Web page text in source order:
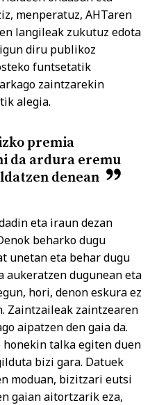
menperatuz, AHTaren
langileak zukutuz edota
diru publikoz
funtsetatik
zaintzarekin
alegia.
premia
da ardura eremu
denean
eta iraun dezan
beharko dugu
unetan eta behar dugu
aukeratzen dugunean eta
hori, denon eskura ez
Zaintzaileak zaintzearen
aipatzen den gaia da.
talka egiten duen
bizi gara. Datuek
moduan, bizitzari eutsi
gaian aitortzarik eza,